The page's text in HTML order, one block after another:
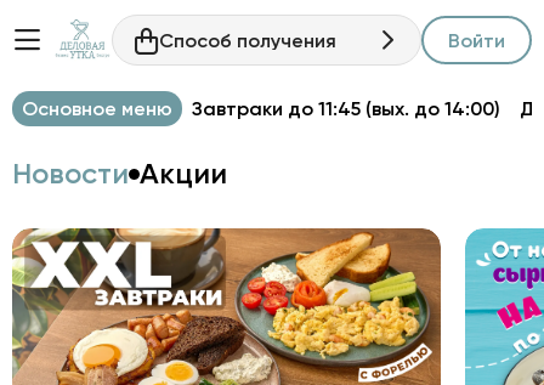
Способ получения Войти
Основное меню Завтраки до 11:45 (вых. до 14:00)
Новости Акции